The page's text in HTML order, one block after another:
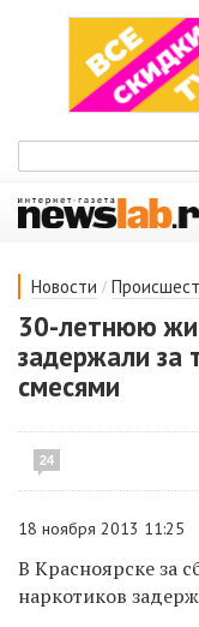
Новости /
30-летнюю
задержали за
смесями
24
18 ноября 2013 11:25
В Красноярске за
наркотиков